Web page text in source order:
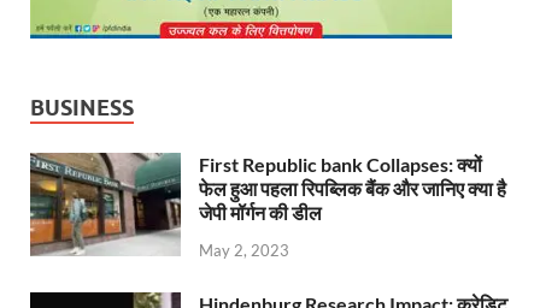
BUSINESS
First Republic bank Collapses: क्यों
फेल हुआ पहला रिपब्लिक बैंक और जानिए क्या है
जेपी मॉर्गन की डील
May 2, 2023